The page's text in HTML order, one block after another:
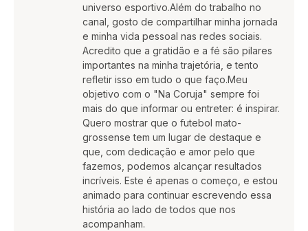
universo esportivo.Além do trabalho no
canal, gosto de compartilhar minha jornada
e minha vida pessoal nas redes sociais.
Acredito que a gratidão e a fé são pilares
importantes na minha trajetória, e tento
refletir isso em tudo o que faço.Meu
objetivo com o "Na Coruja" sempre foi
mais do que informar ou entreter: é inspirar.
Quero mostrar que o futebol mato-
grossense tem um lugar de destaque e
que, com dedicação e amor pelo que
fazemos, podemos alcançar resultados
incríveis. Este é apenas o começo, e estou
animado para continuar escrevendo essa
história ao lado de todos que nos
acompanham.